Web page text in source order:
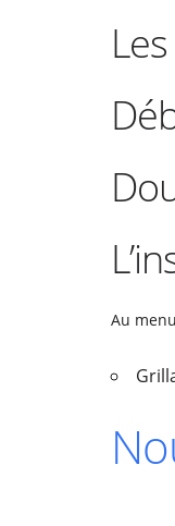
Au